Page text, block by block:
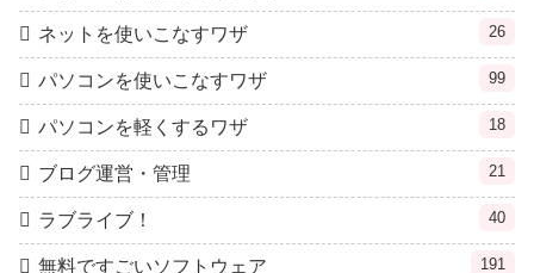
ネットを使いこなすワザ 26
パソコンを使いこなすワザ 99
パソコンを軽くするワザ 18
ブログ運営・管理 21
ラブライブ！ 40
無料ですごいソフトウェア 191